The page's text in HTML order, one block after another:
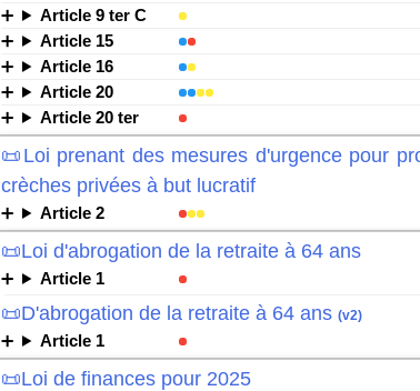
Article 9 ter C
Article 15
Article 16
Article 20
Article 20 ter
📜Loi prenant des mesures d'urgence pour
crèches privées à but lucratif
Article 2
📜Loi d'abrogation de la retraite à 64 ans
Article 1
📜D'abrogation de la retraite à 64 ans (v2)
Article 1
📜Loi de finances pour 2025